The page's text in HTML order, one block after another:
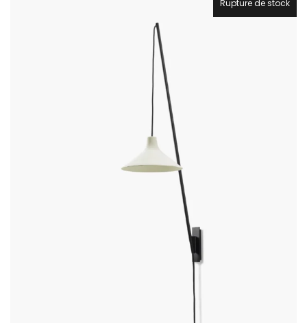
Rupture de stock